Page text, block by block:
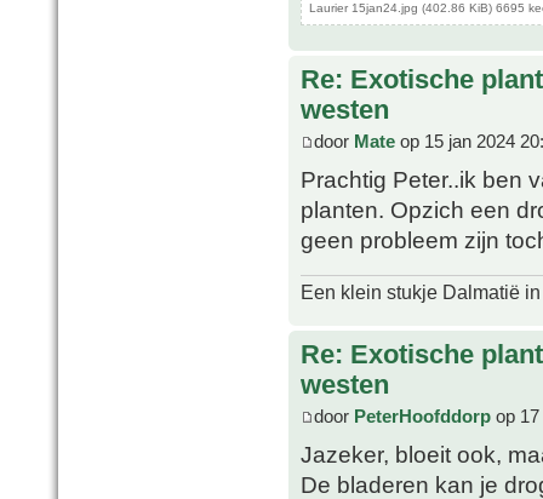
Laurier 15jan24.jpg (402.86 KiB) 6695
Re: Exotische
westen
door Mate op 15 jan 2024
Prachtig Peter..ik ben
planten. Opzich een
geen probleem zijn
Een klein stukje Dalmatië
Re: Exotische
westen
door PeterHoofddorp op
Jazeker, bloeit ook,
De bladeren kan je